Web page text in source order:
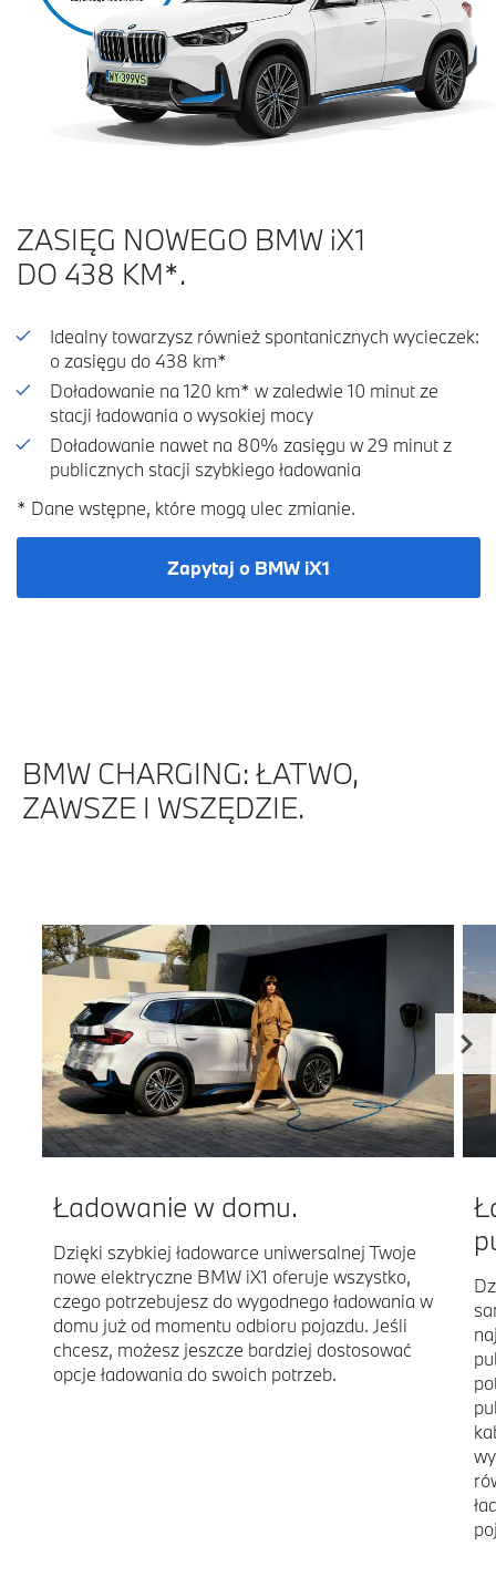
ZASIĘG NOWEGO BMW iX1
DO 438 KM*.
Idealny towarzysz również spontanicznych wycieczek:
o zasięgu do 438 km*
Doładowanie na 120 km* w zaledwie 10 minut ze
stacji ładowania o wysokiej mocy
Doładowanie nawet na 80% zasięgu w 29 minut z
publicznych stacji szybkiego ładowania
* Dane wstępne, które mogą ulec zmianie.
Zapytaj o BMW iX1
BMW CHARGING: ŁATWO,
ZAWSZE I WSZĘDZIE.
Ładowanie w domu.
Dzięki szybkiej ładowarce uniwersalnej Twoje
nowe elektryczne BMW iX1 oferuje wszystko,
czego potrzebujesz do wygodnego ładowania w
domu już od momentu odbioru pojazdu. Jeśli
chcesz, możesz jeszcze bardziej dostosować
opcje ładowania do swoich potrzeb.